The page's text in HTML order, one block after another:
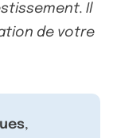
Il
de votre
,